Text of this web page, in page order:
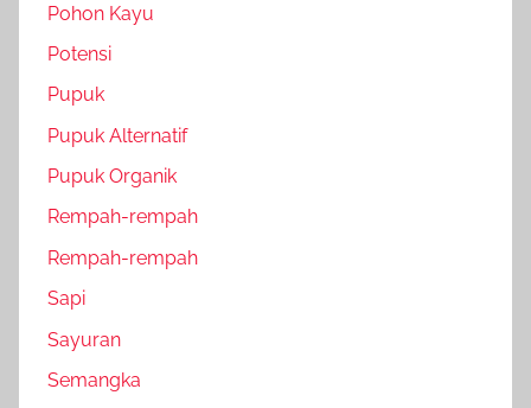
Pohon Kayu
Potensi
Pupuk
Pupuk Alternatif
Pupuk Organik
Rempah-rempah
Rempah-rempah
Sapi
Sayuran
Semangka